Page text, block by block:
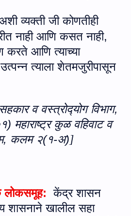
व्‍यक्‍ती जी कोणतीही
नाहीआणि कसत नाही,
करते आणि त्‍याच्‍या
त्‍याला शेतमजुरीपासून
व वस्‍त्रोद्‍योग विभाग,
महाराष्‍ट्रकुळवहिवाट व
कलम २(१-अ)]
लोकसमूह: केंद्र शासन
शासनाने खालील सहा